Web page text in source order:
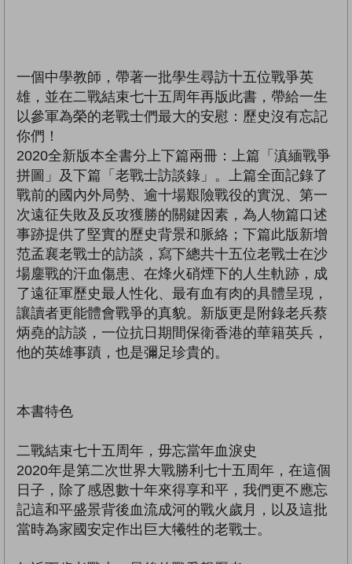
一個中學教師，帶著一批學生尋訪十五位戰爭英
雄，並在二戰結束七十五周年再版此書，帶給一生
以參軍為榮的老戰士們最大的安慰：歷史沒有忘記
你們！
2020全新版本全書分上下篇兩冊：上篇「滇緬戰爭
拼圖」及下篇「老戰士訪談錄」。上篇全面記錄了
戰前的國內外局勢、逾十場艱險戰役的實況、第一
次遠征失敗及反攻獲勝的關鍵因素，為人物篇口述
事跡提供了堅實的歷史背景和脈絡；下篇此版新增
范孟襄老戰士的訪談，寫下總共十五位老戰士在沙
場鏖戰的汗血傷患、在烽火硝煙下的人生軌跡，成
了遠征軍歷史最人性化、最有血有肉的具體呈現，
讓讀者更能體會戰爭的真貌。新版更是附錄老兵蔡
炳堯的訪談，一位抗日期間保衛香港的華籍英兵，
他的英雄事蹟，也是彌足珍貴的。
本書特色
二戰結束七十五周年，毋忘當年血淚史
2020年是第二次世界大戰勝利七十五周年，在這個
日子，除了感恩數十年來得享和平，我們更不應忘
記這和平盛景背後血流成河的戰火歲月，以及這批
當時為家國安定作出巨大犧牲的老戰士。